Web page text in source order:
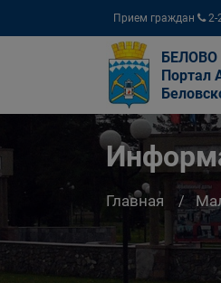
Прием граждан 2-
БЕЛОВО
Портал
Главная